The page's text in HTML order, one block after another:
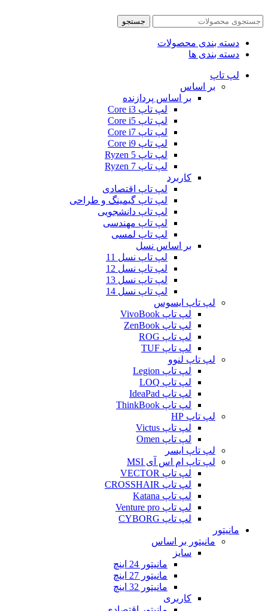
جستجو
دسته بندی محصولات
دسته بندی ها
لپ تاپ
بر اساس
بر اساس پردازنده
لپ تاپ Core i3
لپ تاپ Core i5
لپ تاپ Core i7
لپ تاپ Core i9
لپ تاپ Ryzen 5
لپ تاپ Ryzen 7
کاربرد
لپ تاپ اقتصادی
لپ تاپ گیمینگ و طراحی
لپ تاپ دانشجویی
لپ تاپ مهندسی
لپ تاپ لمسی
بر اساس نسل
لپ تاپ نسل 11
لپ تاپ نسل 12
لپ تاپ نسل 13
لپ تاپ نسل 14
لپ تاپ ایسوس
لپ تاپ VivoBook
لپ تاپ ZenBook
لپ تاپ ROG
لپ تاپ TUF
لپ تاپ لنوو
لپ تاپ Legion
لپ تاپ LOQ
لپ تاپ IdeaPad
لپ تاپ ThinkBook
لپ تاپ HP
لپ تاپ Victus
لپ تاپ Omen
لپ تاپ ایسر
لپ تاپ ام اس آی MSI
لپ تاپ VECTOR
لپ تاپ CROSSHAIR
لپ تاپ Katana
لپ تاپ Venture pro
لپ تاپ CYBORG
مانیتور
مانیتور بر اساس
سایز
مانیتور 24 اینچ
مانیتور 27 اینچ
مانیتور 32 اینچ
کاربری